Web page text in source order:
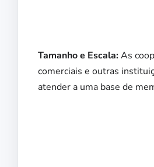
Tamanho e Escala:As
comerciais e outras
atender a uma base de